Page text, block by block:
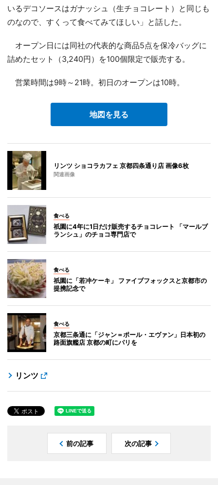
いるデコソースはガナッシュ（生チョコレート）と同じも
のなので、すくって食べてみてほしい」と話した。
オープン日には同社の代表的な商品5点を保冷バッグに
詰めたセット（3,240円）を100個限定で販売する。
営業時間は9時～21時。初日のオープンは10時。
地図を見る
リンツ ショコラカフェ 京都四条通り店 画像6枚
関連画像
食べる
祇園に4年に1日だけ販売するチョコレート 「マールブ
ランシュ」のチョコ専門店で
食べる
祇園に「若冲ケーキ」 ファイブフォックスと京都市の
提携記念で
食べる
京都三条通に「ジャン＝ポール・エヴァン」日本初の
路面旗艦店 京都の町にパリを
リンツ
前の記事 次の記事